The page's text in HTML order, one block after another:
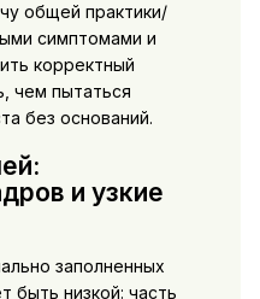
общей практики/
симптомами и
корректный
чем пытаться
без оснований.
и узкие
заполненных
быть низкой: часть